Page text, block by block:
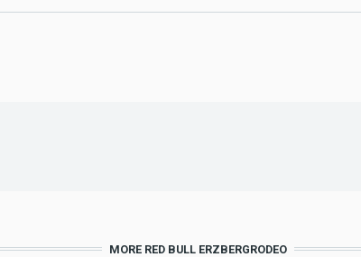
MORE RED BULL ERZBERGRODEO